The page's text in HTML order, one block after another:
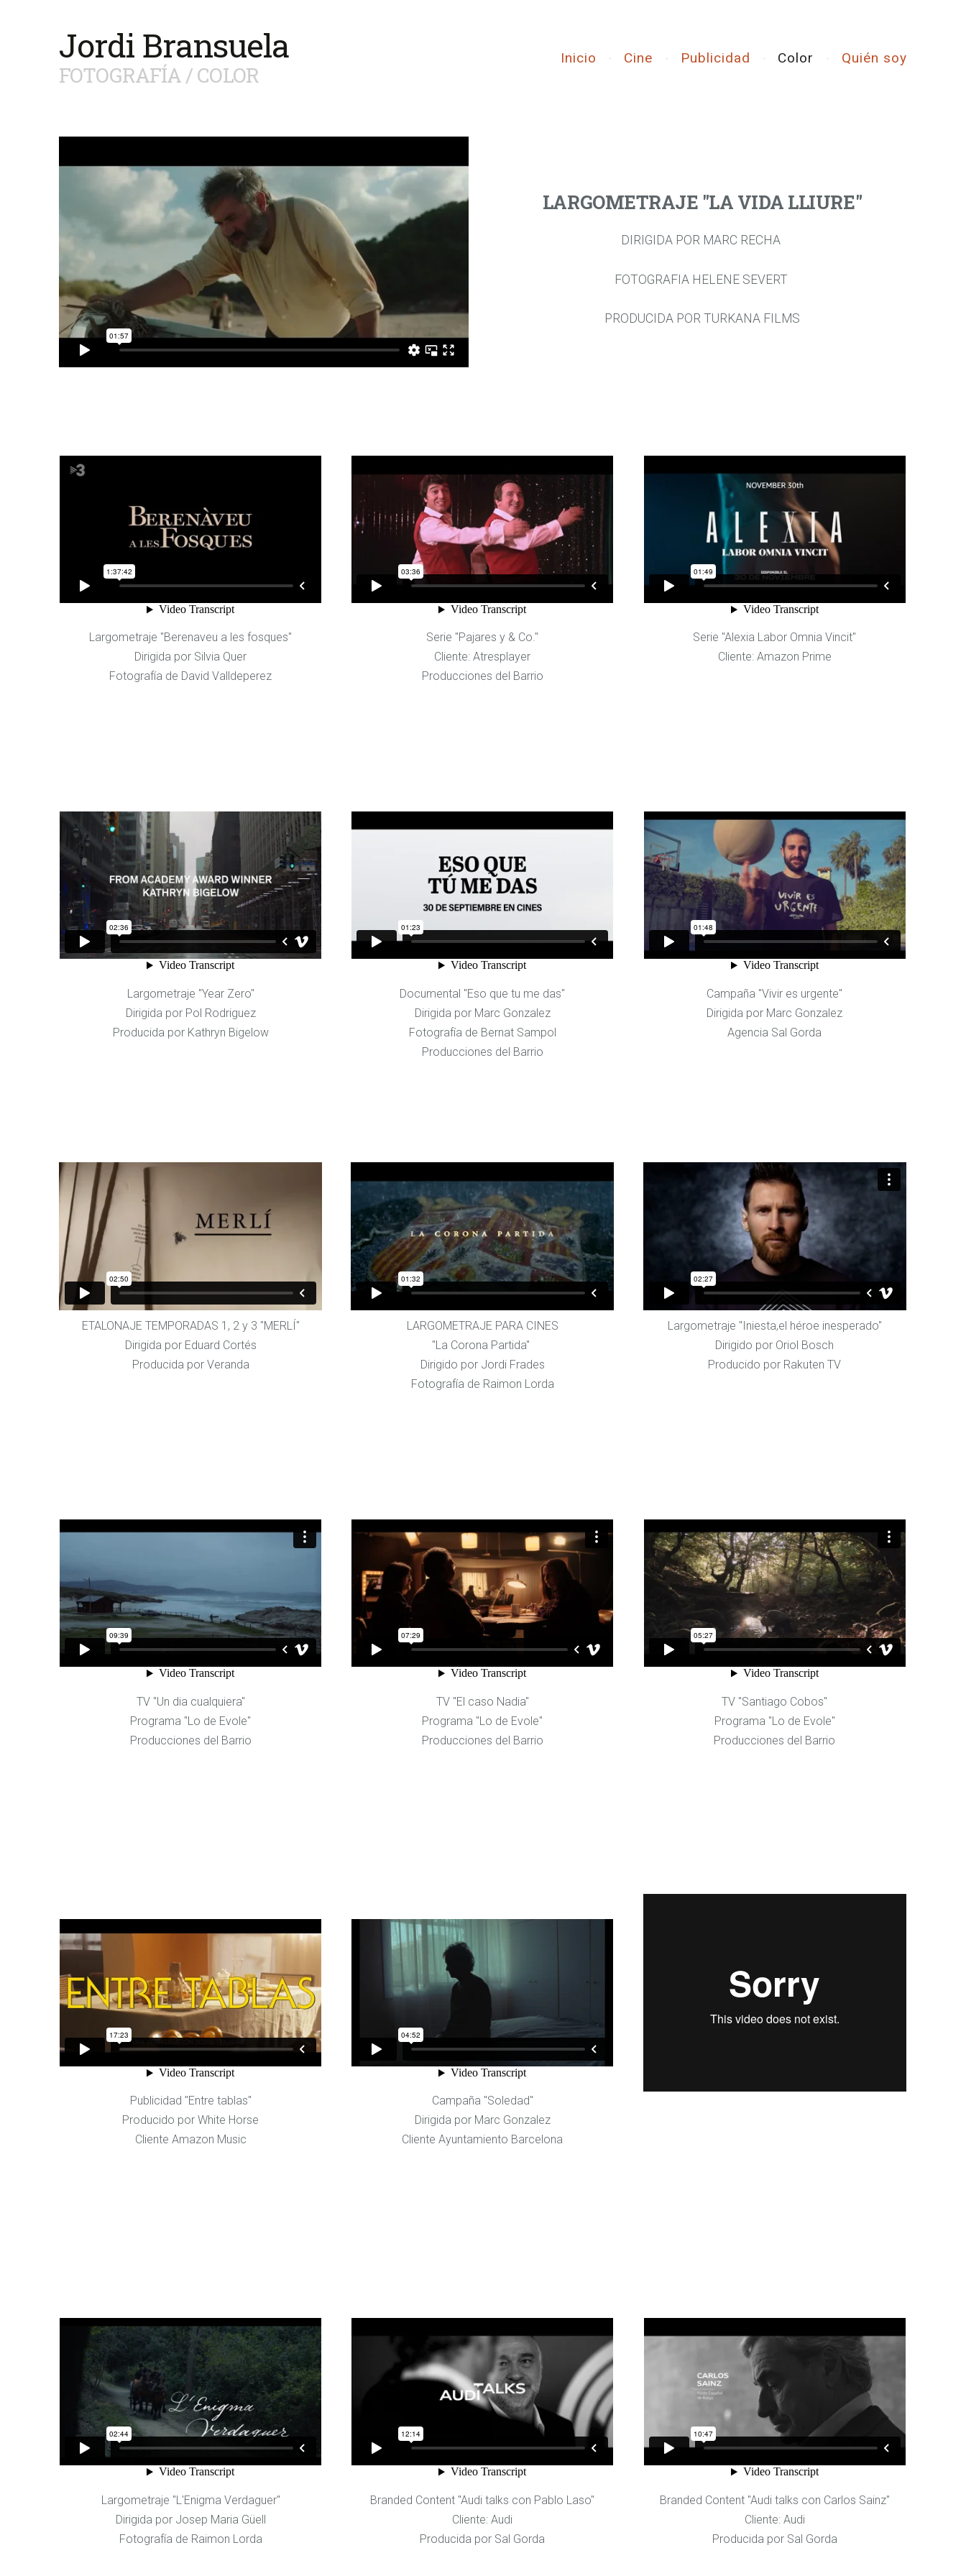
Jordi Bransuela
FOTOGRAFÍA / COLOR
Inicio Cine Publicidad Color Quién soy
LARGOMETRAJE "LA VIDA LLIURE"
DIRIGIDA POR MARC RECHA
FOTOGRAFIA HELENE SEVERT
PRODUCIDA POR TURKANA FILMS
Largometraje "Berenaveu a les fosques"
Dirigida por Silvia Quer
Fotografía de David Valldeperez
Serie "Pajares y & Co."
Cliente: Atresplayer
Producciones del Barrio
Serie "Alexia Labor Omnia Vincit"
Cliente: Amazon Prime
Largometraje "Year Zero"
Dirigida por Pol Rodriguez
Producida por Kathryn Bigelow
Documental "Eso que tu me das"
Dirigida por Marc Gonzalez
Fotografía de Bernat Sampol
Producciones del Barrio
Campaña "Vivir es urgente"
Dirigida por Marc Gonzalez
Agencia Sal Gorda
ETALONAJE TEMPORADAS 1, 2 y 3 "MERLÍ"
Dirigida por Eduard Cortés
Producida por Veranda
LARGOMETRAJE PARA CINES
"La Corona Partida"
Dirigido por Jordi Frades
Fotografía de Raimon Lorda
Largometraje "Iniesta,el héroe inesperado"
Dirigido por Oriol Bosch
Producido por Rakuten TV
TV "Un dia cualquiera"
Programa "Lo de Evole"
Producciones del Barrio
TV "El caso Nadia"
Programa "Lo de Evole"
Producciones del Barrio
TV "Santiago Cobos"
Programa "Lo de Evole"
Producciones del Barrio
Publicidad "Entre tablas"
Producido por White Horse
Cliente Amazon Music
Campaña "Soledad"
Dirigida por Marc Gonzalez
Cliente Ayuntamiento Barcelona
Largometraje "L'Enigma Verdaguer"
Dirigida por Josep Maria Güell
Fotografía de Raimon Lorda
Branded Content "Audi talks con Pablo Laso"
Cliente: Audi
Producida por Sal Gorda
Branded Content "Audi talks con Carlos Sainz"
Cliente: Audi
Producida por Sal Gorda